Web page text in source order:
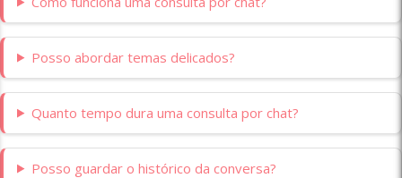
Posso abordar temas delicados?
Quanto tempo dura uma consulta por chat?
Posso guardar o histórico da conversa?